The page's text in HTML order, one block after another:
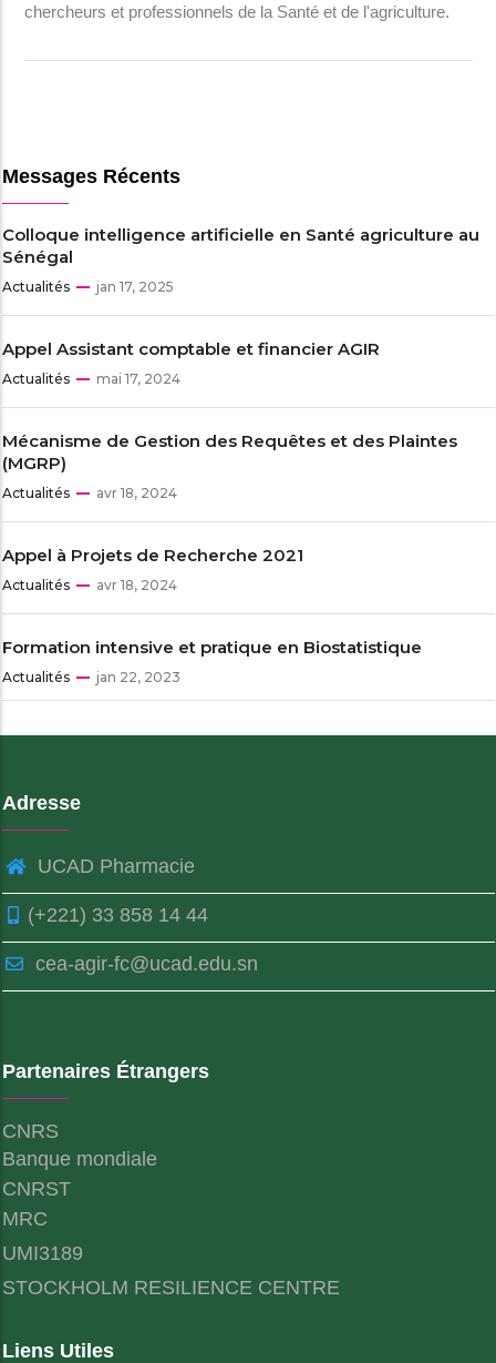
chercheurs et professionnels de la Santé et de l'agriculture.
Messages Récents
Colloque intelligence artificielle en Santé agriculture au
Sénégal
Actualités jan 17, 2025
Appel Assistant comptable et financier AGIR
Actualités mai 17, 2024
Mécanisme de Gestion des Requêtes et des Plaintes
(MGRP)
Actualités avr 18, 2024
Appel à Projets de Recherche 2021
Actualités avr 18, 2024
Formation intensive et pratique en Biostatistique
Actualités jan 22, 2023
Adresse
UCAD Pharmacie
(+221) 33 858 14 44
cea-agir-fc@ucad.edu.sn
Partenaires Étrangers
CNRS
Banque mondiale
CNRST
MRC
UMI3189
STOCKHOLM RESILIENCE CENTRE
Liens Utiles